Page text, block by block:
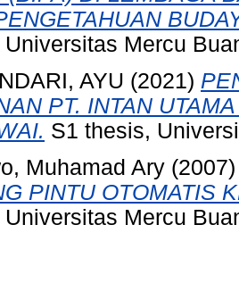
Mercu
AYU (2021)
PT. INTAN
S1 thesis,
Muhamad Ary
PINTU OTOMATIS
Mercu